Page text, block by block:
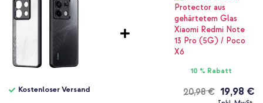
Keine
Backcover, Hard Case
Rückseite & Seite
10 % Rabatt
20,98 €
Kostenloser Versand 19,98 €